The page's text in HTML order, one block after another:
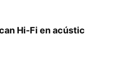
Hi-Fi en acústic